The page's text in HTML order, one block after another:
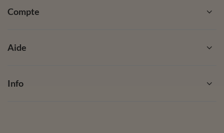
Compte
Aide
Info